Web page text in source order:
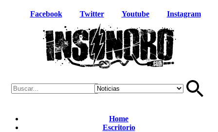
Facebook Twitter Youtube Instagram
Home
Escritorio